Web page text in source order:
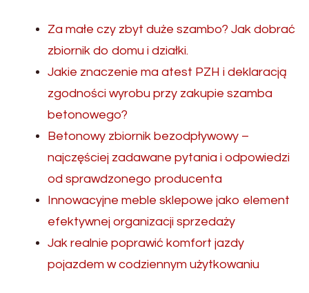
Za małe czy zbyt duże szambo? Jak dobrać
zbiornik do domu i działki.
Jakie znaczenie ma atest PZH i deklaracją
zgodności wyrobu przy zakupie szamba
betonowego?
Betonowy zbiornik bezodpływowy –
najczęściej zadawane pytania i odpowiedzi
od sprawdzonego producenta
Innowacyjne meble sklepowe jako element
efektywnej organizacji sprzedaży
Jak realnie poprawić komfort jazdy
pojazdem w codziennym użytkowaniu